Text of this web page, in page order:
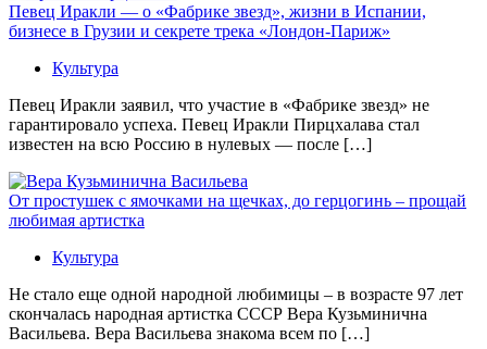
Певец Иракли — о «Фабрике звезд», жизни в Испании,
бизнесе в Грузии и секрете трека «Лондон-Париж»
Культура
Певец Иракли заявил, что участие в «Фабрике звезд» не
гарантировало успеха. Певец Иракли Пирцхалава стал
известен на всю Россию в нулевых — после […]
От простушек с ямочками на щечках, до герцогинь – прощай
любимая артистка
Культура
Не стало еще одной народной любимицы – в возрасте 97 лет
скончалась народная артистка СССР Вера Кузьминична
Васильева. Вера Васильева знакома всем по […]